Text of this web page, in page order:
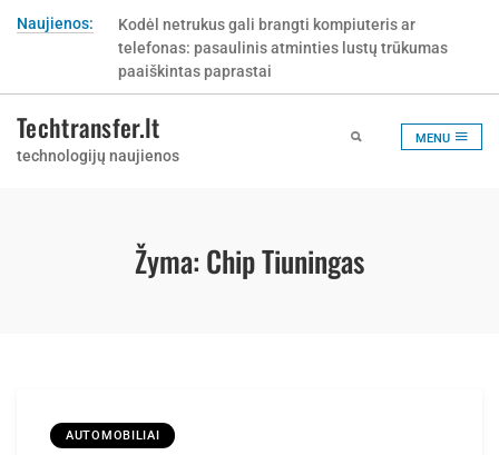
Naujienos:
Kodėl netrukus gali brangti kompiuteris ar
telefonas: pasaulinis atminties lustų trūkumas
paaiškintas paprastai
Techtransfer.lt
technologijų naujienos
MENU
Žyma: Chip Tiuningas
AUTOMOBILIAI